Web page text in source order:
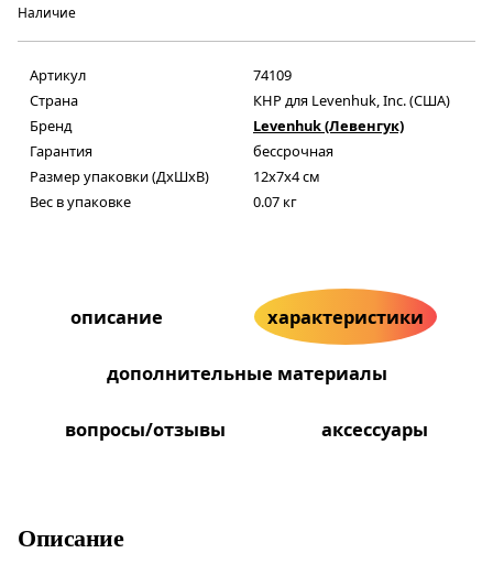
Наличие
Артикул
74109
Страна
КНР для Levenhuk, Inc. (США)
Бренд
Levenhuk (Левенгук)
Гарантия
бессрочная
Размер упаковки (ДxШxВ)
12x7x4 см
Вес в упаковке
0.07 кг
описание характеристики
дополнительные материалы
вопросы/отзывы аксессуары
Описание